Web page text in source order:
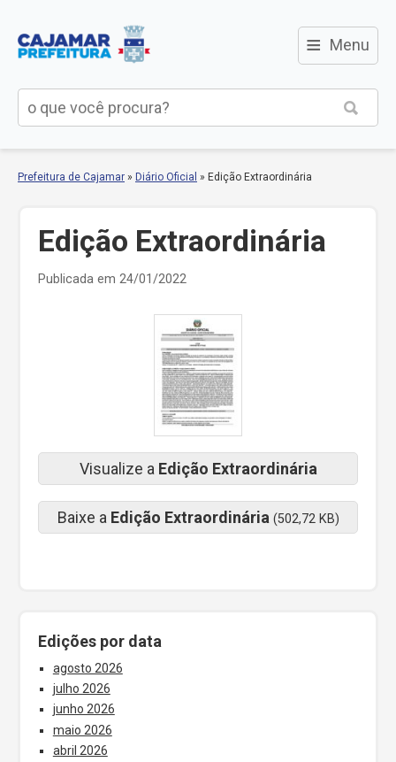
≡ Menu
Prefeitura de Cajamar » Diário Oficial » Edição Extraordinária
Edição Extraordinária
Publicada em 24/01/2022
Visualize a Edição Extraordinária
Baixe a Edição Extraordinária (502,72 KB)
Edições por data
agosto 2026
julho 2026
junho 2026
maio 2026
abril 2026